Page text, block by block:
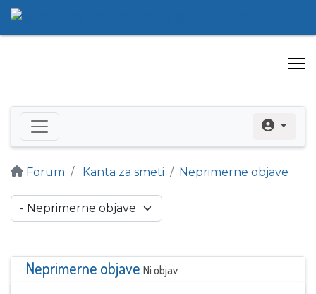
Forum Kanta za smeti Neprimerne objave
Neprimerne objave Ni objav